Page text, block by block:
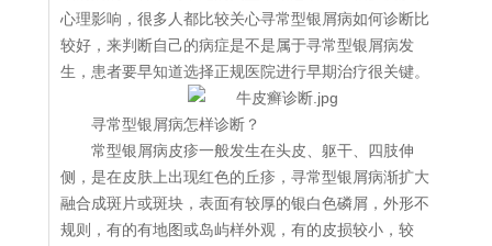
心理影响，很多人都比较关心寻常型银屑病如何诊断比
较好，来判断自己的病症是不是属于寻常型银屑病发
生，患者要早知道选择正规医院进行早期治疗很关键。
寻常型银屑病怎样诊断？
常型银屑病皮疹一般发生在头皮、躯干、四肢伸
侧，是在皮肤上出现红色的丘疹，寻常型银屑病渐扩大
融合成斑片或斑块，表面有较厚的银白色磷屑，外形不
规则，有的有地图或岛屿样外观，有的皮损较小，较